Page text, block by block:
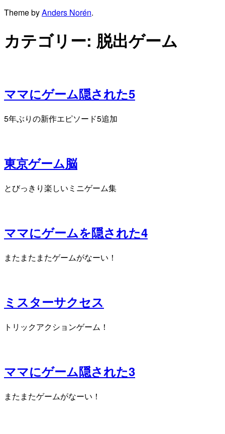
Theme byAnders Norén.
カテゴリー: 脱出ゲーム
ママにゲーム隠された5
5年ぶりの新作エピソード5追加
東京ゲーム脳
とびっきり楽しいミニゲーム集
ママにゲームを隠された4
またまたまたゲームがなーい！
ミスターサクセス
トリックアクションゲーム！
ママにゲーム隠された3
またまたゲームがなーい！